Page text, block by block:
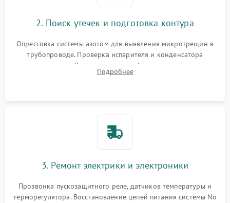
2. Поиск утечек и подготовка контура
Опрессовка системы азотом для выявления микротрещин в
трубопроводе. Проверка испарителя и конденсатора
течеискателем. Демонтаж старого фильтра-осушителя и
продувка капиллярной трубки для устранения засоров.
Подробнее
3. Ремонт электрики и электроники
Прозвонка пускозащитного реле, датчиков температуры и
терморегулятора. Восстановление цепей питания системы No